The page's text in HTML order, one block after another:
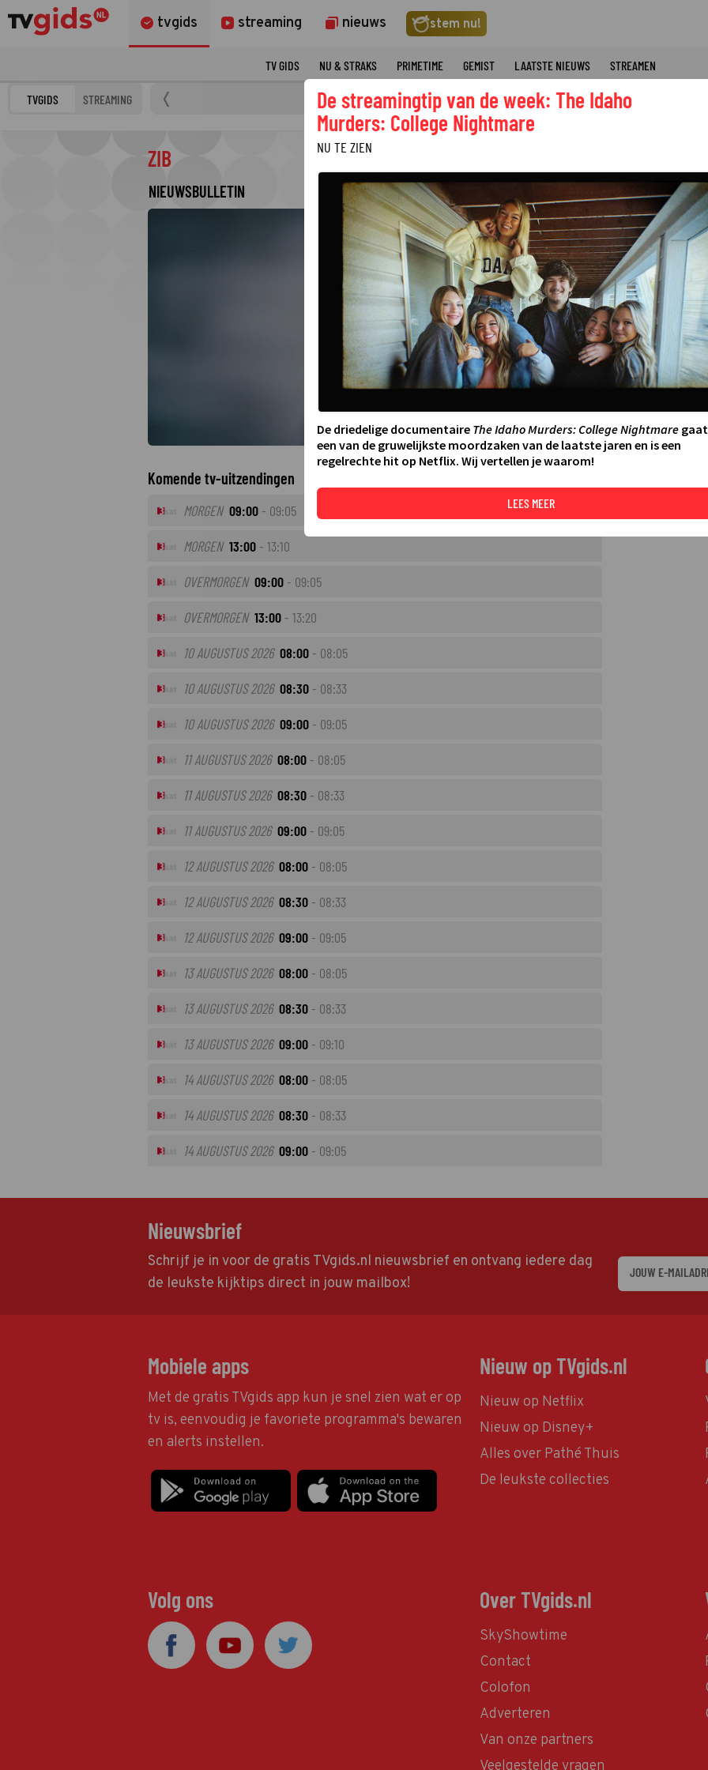
tvgids streaming nieuws stem nu!
TV GIDS NU & STRAKS PRIMETIME GEMIST LAATSTE NIEUWS STREAMEN
TVGIDS STREAMING
ZIB
NIEUWSBULLETIN
Komende tv-uitzendingen
MORGEN 09:00 - 09:05
MORGEN 13:00 - 13:10
OVERMORGEN 09:00 - 09:05
OVERMORGEN 13:00 - 13:20
10 AUGUSTUS 2026 08:00 - 08:05
10 AUGUSTUS 2026 08:30 - 08:33
10 AUGUSTUS 2026 09:00 - 09:05
11 AUGUSTUS 2026 08:00 - 08:05
11 AUGUSTUS 2026 08:30 - 08:33
11 AUGUSTUS 2026 09:00 - 09:05
12 AUGUSTUS 2026 08:00 - 08:05
12 AUGUSTUS 2026 08:30 - 08:33
12 AUGUSTUS 2026 09:00 - 09:05
13 AUGUSTUS 2026 08:00 - 08:05
13 AUGUSTUS 2026 08:30 - 08:33
13 AUGUSTUS 2026 09:00 - 09:10
14 AUGUSTUS 2026 08:00 - 08:05
14 AUGUSTUS 2026 08:30 - 08:33
14 AUGUSTUS 2026 09:00 - 09:05
Over dit
GENRE
Nieuwsbrief
Schrijf je in voor de gratis TVgids.nl nieuwsbrief en ontvang iedere dag
de leukste kijktips direct in jouw mailbox!
Mobiele apps
Met de gratis TVgids app kun je snel zien wat er op
tv is, eenvoudig je favoriete programma's bewaren
en alerts instellen.
Nieuw op TVgids.nl
Nieuw op Netflix
Nieuw op Disney+
Alles over Pathé Thuis
De leukste collecties
Volg ons Over TVgids.nl
SkyShowtime
Contact
Colofon
Adverteren
Van onze partners
De streamingtip van de week: The Idaho
Murders: College Nightmare
NU TE ZIEN
De driedelige documentaire The Idaho Murders: College Nightmaregaat
een van de gruwelijkste moordzaken van de laatste jaren en is een
regelrechte hit op Netflix. Wij vertellen je waarom!
LEES MEER